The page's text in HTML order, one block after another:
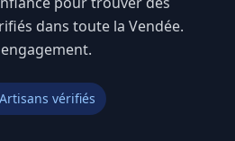
dans toute la Vendée.
Artisans vérifiés